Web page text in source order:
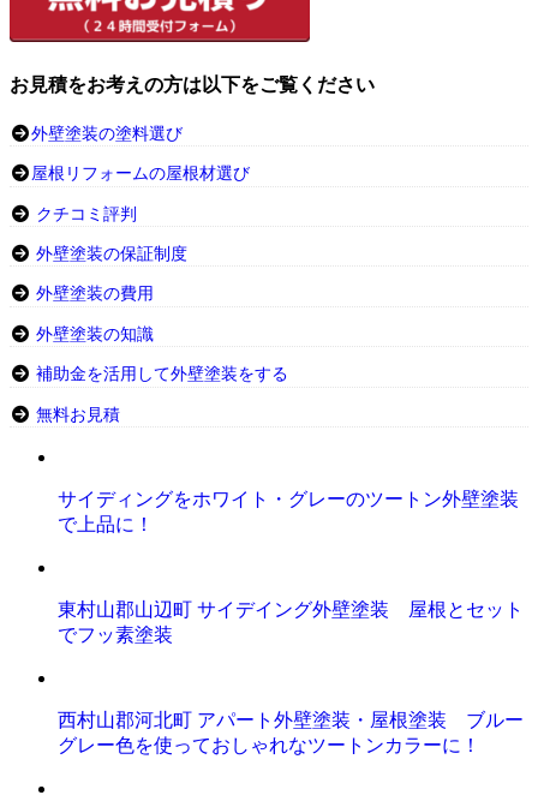
お見積をお考えの方は以下をご覧ください
外壁塗装の塗料選び
屋根リフォームの屋根材選び
クチコミ評判
外壁塗装の保証制度
外壁塗装の費用
外壁塗装の知識
補助金を活用して外壁塗装をする
無料お見積
サイディングをホワイト・グレーのツートン外壁塗装
で上品に！
東村山郡山辺町 サイデイング外壁塗装 屋根とセット
でフッ素塗装
西村山郡河北町 アパート外壁塗装・屋根塗装 ブルー
グレー色を使っておしゃれなツートンカラーに！